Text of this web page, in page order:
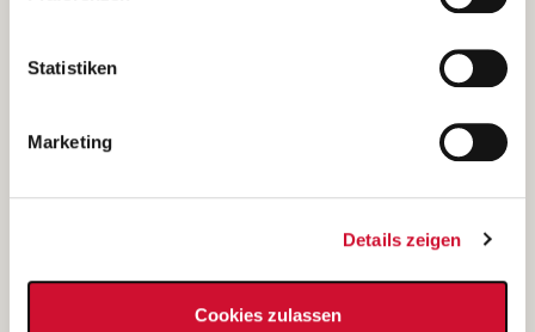
unsererDatenschutzerklärung
Statistiken
Marketing
Details zeigen
Cookies zulassen
(Ein Tochterunternehmen des AWO Bezirksverbandes Unterfranken
e.V.)
Bewerbung als Altenpflegehelfer*in
Bewerbung als Erzieher*in